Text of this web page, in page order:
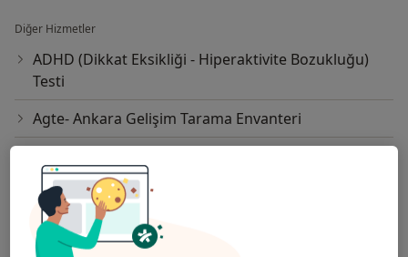
Diğer Hizmetler
ADHD (Dikkat Eksikliği - Hiperaktivite Bozukluğu)
Testi
Agte- Ankara Gelişim Tarama Envanteri
Aile Dizimi
Aile Terapisi